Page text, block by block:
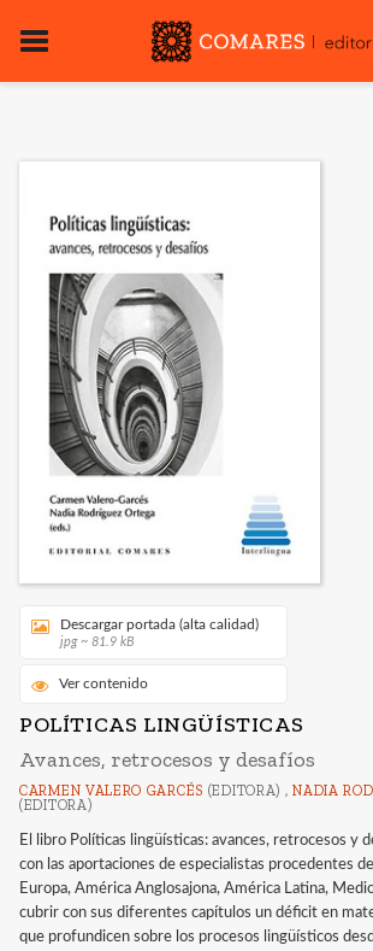
Descargar portada (alta calidad)
jpg ~ 81.9 kB
Ver contenido
POLÍTICAS LINGÜÍSTICAS
Avances, retrocesos y desafíos
CARMEN VALERO GARCÉS (EDITORA) ,NADIA
(EDITORA)
El libro Políticas lingüísticas: avances, retrocesos y
con las aportaciones de especialistas procedentes
Europa, América Anglosajona, América Latina,
cubrir con sus diferentes capítulos un déficit en
que profundicen sobre los procesos lingüísticos